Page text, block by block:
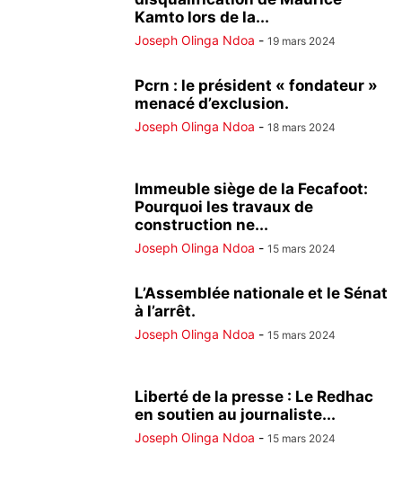
Kamto lors de la...
Joseph Olinga Ndoa - 19 mars 2024
Pcrn : le président « fondateur »
menacé d’exclusion.
Joseph Olinga Ndoa - 18 mars 2024
Immeuble siège de la Fecafoot:
Pourquoi les travaux de
construction ne...
Joseph Olinga Ndoa - 15 mars 2024
L’Assemblée nationale et le Sénat
à l’arrêt.
Joseph Olinga Ndoa - 15 mars 2024
Liberté de la presse : Le Redhac
en soutien au journaliste...
Joseph Olinga Ndoa - 15 mars 2024